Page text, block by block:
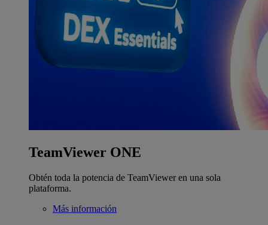
TeamViewer ONE
Obtén toda la potencia de TeamViewer en una sola
plataforma.
Más información